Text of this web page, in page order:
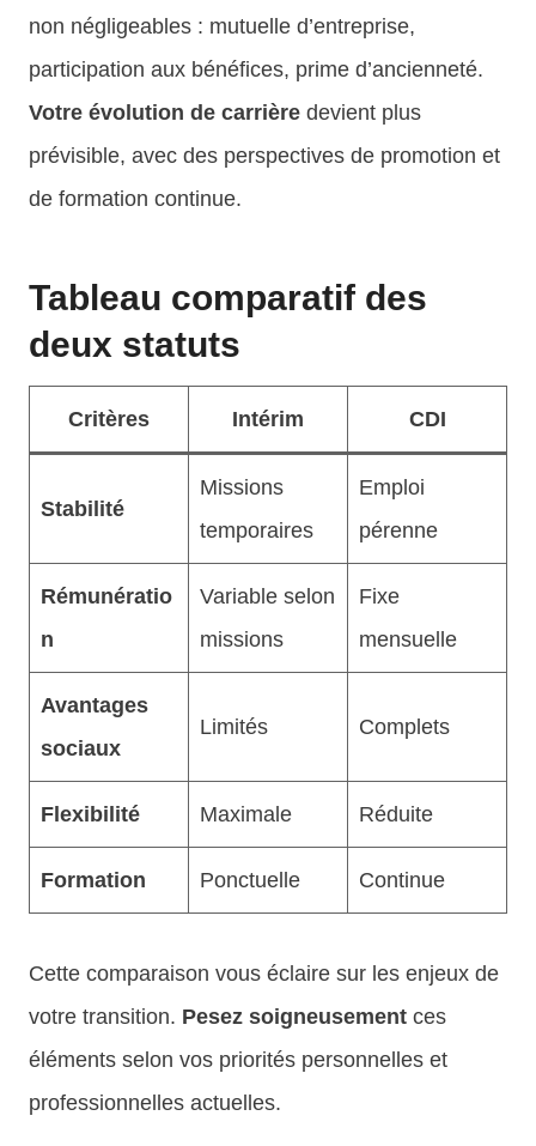
non négligeables : mutuelle d’entreprise,
participation aux bénéfices, prime d’ancienneté.
Votre évolution de carrière devient plus
prévisible, avec des perspectives de promotion et
de formation continue.
Tableau comparatif des
deux statuts
Critères Intérim CDI
Stabilité
Missions
temporaires
Emploi
pérenne
Rémunératio
n
Variable selon
missions
Fixe
mensuelle
Avantages
sociaux
Limités Complets
Flexibilité Maximale Réduite
Formation Ponctuelle Continue
Cette comparaison vous éclaire sur les enjeux de
votre transition. Pesez soigneusement ces
éléments selon vos priorités personnelles et
professionnelles actuelles.